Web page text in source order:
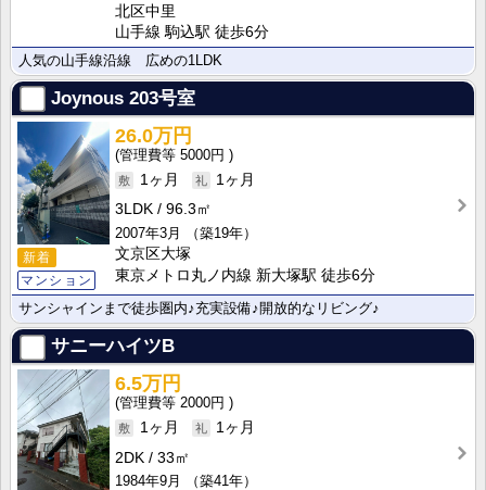
北区中里
山手線 駒込駅 徒歩6分
人気の山手線沿線 広めの1LDK
Joynous 203号室
新着
マンション
26.0万円
5000円
1ヶ月
1ヶ月
3LDK
96.3㎡
2007年3月
（築19年）
文京区大塚
東京メトロ丸ノ内線 新大塚駅 徒歩6分
サンシャインまで徒歩圏内♪充実設備♪開放的なリビング♪
サニーハイツB
6.5万円
2000円
1ヶ月
1ヶ月
2DK
33㎡
1984年9月
（築41年）